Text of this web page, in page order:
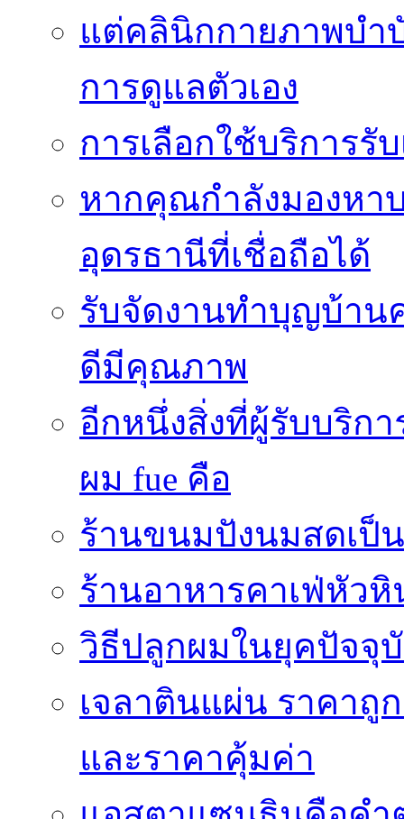
แต่คลินิกกายภาพบำ
การดูแลตัวเอง
การเลือกใช้บริการรั
หากคุณกำลังมองหา
อุดรธานีที่เชื่อถือได้
รับจัดงานทำบุญบ้าน
ดีมีคุณภาพ
อีกหนึ่งสิ่งที่ผู้รับบริก
ผม fue คือ
ร้านขนมปังนมสดเป็
ร้านอาหารคาเฟ่หัว
วิธีปลูกผมในยุคปัจจุ
เจลาตินแผ่น ราคาถู
และราคาคุ้มค่า